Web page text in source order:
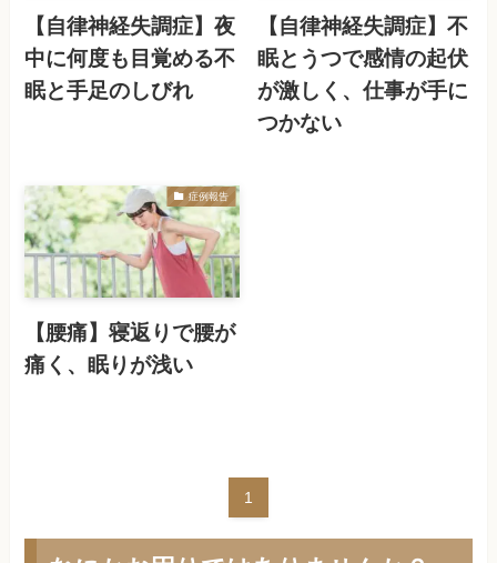
【自律神経失調症】夜
中に何度も目覚める不
眠と手足のしびれ
【自律神経失調症】不
眠とうつで感情の起伏
が激しく、仕事が手に
つかない
症例報告
【腰痛】寝返りで腰が
痛く、眠りが浅い
1